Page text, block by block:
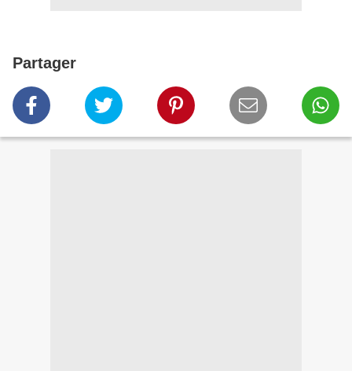
Partager